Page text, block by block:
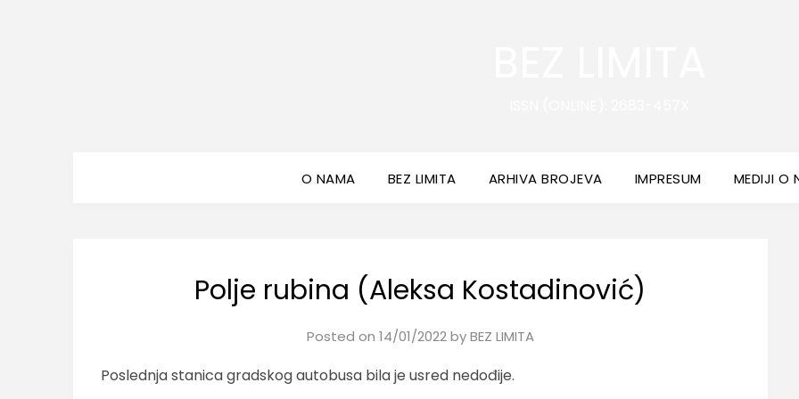
O NAMA BEZ LIMITA ARHIVA BROJEVA IMPRESUM MEDIJI O
Polje rubina (Aleksa Kostadinović)
Posted on 14/01/2022byBEZ LIMITA
Poslednja stanica gradskog autobusa bila je usred nedođije.